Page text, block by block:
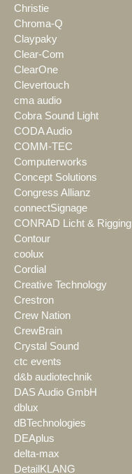
Christie
Chroma-Q
Claypaky
Clear-Com
ClearOne
Clevertouch
cma audio
Cobra Sound Light
CODA Audio
COMM-TEC
Computerworks
Concept Solutions
Congress Allianz
connectSignage
CONRAD Licht & Rigging
Contour
coolux
Cordial
Creative Technology
Crestron
Crew Nation
CrewBrain
Crystal Sound
ctc events
d&b audiotechnik
DAS Audio GmbH
dblux
dBTechnologies
DEAplus
delta-max
DetailKLANG